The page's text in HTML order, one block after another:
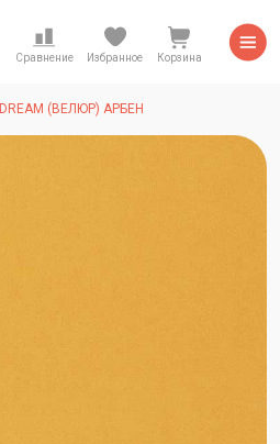
Сравнение Избранное Корзина
DREAM (ВЕЛЮР) АРБЕН